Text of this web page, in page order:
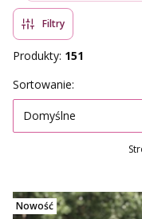
Filtry
Produkty: 151
Lista produktów
Sortowanie:
Domyślne
Nowość